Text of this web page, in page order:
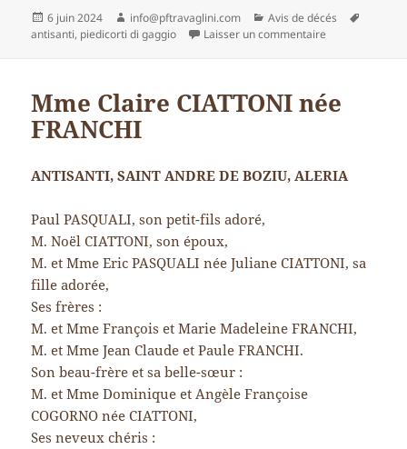
Publié
le
6 juin 2024 Auteur
info@pftravaglini.com Catégories
Avis de décés
antisanti, piedicorti di gaggio Laisser un commentaire
Mme Claire CIATTONI née
FRANCHI
ANTISANTI, SAINT ANDRE DE BOZIU, ALERIA
Paul PASQUALI, son petit-fils adoré,
M. Noël CIATTONI, son époux,
M. et Mme Eric PASQUALI née Juliane CIATTONI, sa
fille adorée,
Ses frères :
M. et Mme François et Marie Madeleine FRANCHI,
M. et Mme Jean Claude et Paule FRANCHI.
Son beau-frère et sa belle-sœur :
M. et Mme Dominique et Angèle Françoise
COGORNO née CIATTONI,
Ses neveux chéris :